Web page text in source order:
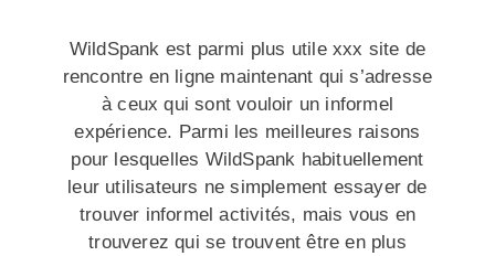
WildSpank est parmi plus utile xxx site de
rencontre en ligne maintenant qui s’adresse
à ceux qui sont vouloir un informel
expérience. Parmi les meilleures raisons
pour lesquelles WildSpank habituellement
leur utilisateurs ne simplement essayer de
trouver informel activités, mais vous en
trouverez qui se trouvent être en plus